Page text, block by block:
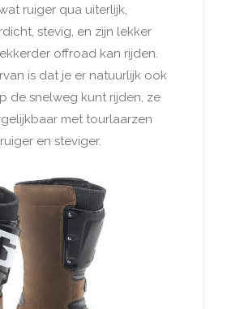
ruiger qua uiterlijk,
stevig, en zijn lekker
offroad kan rijden.
is dat je er natuurlijk ook
de snelweg kunt rijden, ze
met tourlaarzen
en steviger.